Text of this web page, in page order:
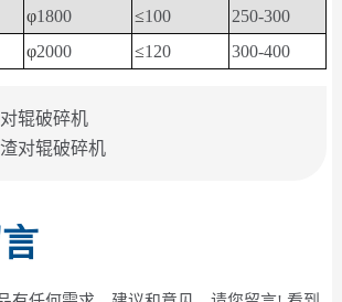
φ1800 ≤100
250-300
φ2000 ≤120 300-400
辊破碎机
对辊破碎机